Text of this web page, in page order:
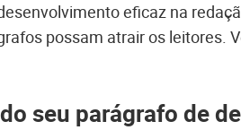
eficaz na
possam atrair os leitores.
seu parágrafo de